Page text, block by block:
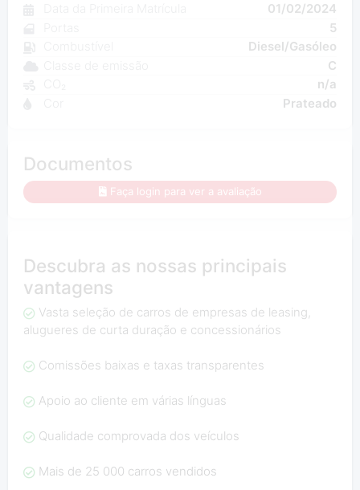
01/02/2024
5
Diesel/Gasóleo
C
n/a
Prateado
Documentos
Faça login para ver a avaliação
Descubra as nossas principais
vantagens
Vasta seleção de carros de empresas de leasing,
alugueres de curta duração e concessionários
Comissões baixas e taxas transparentes
Apoio ao cliente em várias línguas
Qualidade comprovada dos veículos
Mais de 25 000 carros vendidos